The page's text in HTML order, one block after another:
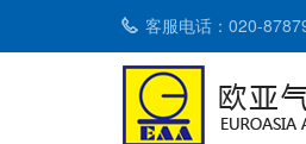
客服电话：020-